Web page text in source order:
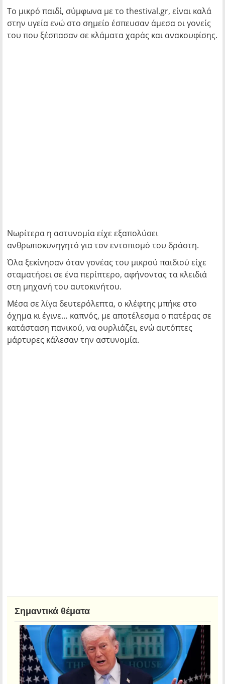
Το μικρό παιδί, σύμφωνα με το thestival.gr, είναι καλά
στην υγεία ενώ στο σημείο έσπευσαν άμεσα οι γονείς
του που ξέσπασαν σε κλάματα χαράς και ανακουφίσης.
Νωρίτερα η αστυνομία είχε εξαπολύσει
ανθρωποκυνηγητό για τον εντοπισμό του δράστη.
Όλα ξεκίνησαν όταν γονέας του μικρού παιδιού είχε
σταματήσει σε ένα περίπτερο, αφήνοντας τα κλειδιά
στη μηχανή του αυτοκινήτου.
Μέσα σε λίγα δευτερόλεπτα, ο κλέφτης μπήκε στο
όχημα κι έγινε… καπνός, με αποτέλεσμα ο πατέρας σε
κατάσταση πανικού, να ουρλιάζει, ενώ αυτόπτες
μάρτυρες κάλεσαν την αστυνομία.
Σημαντικά θέματα